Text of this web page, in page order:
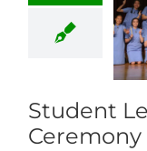
Student
Ceremony